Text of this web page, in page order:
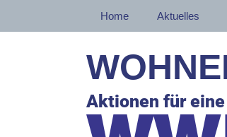
Home Aktuelles
Aktionen für